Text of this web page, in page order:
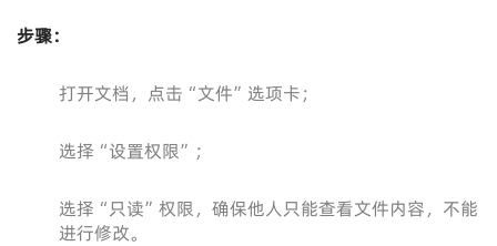
步骤：
打开文档，点击“文件”选项卡；
选择“设置权限”；
选择“只读”权限，确保他人只能查看文件内容，不能
进行修改。